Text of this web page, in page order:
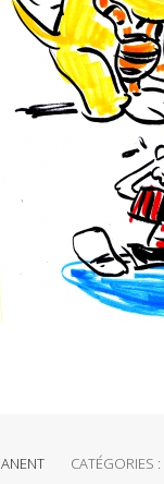
CATÉGORIES :